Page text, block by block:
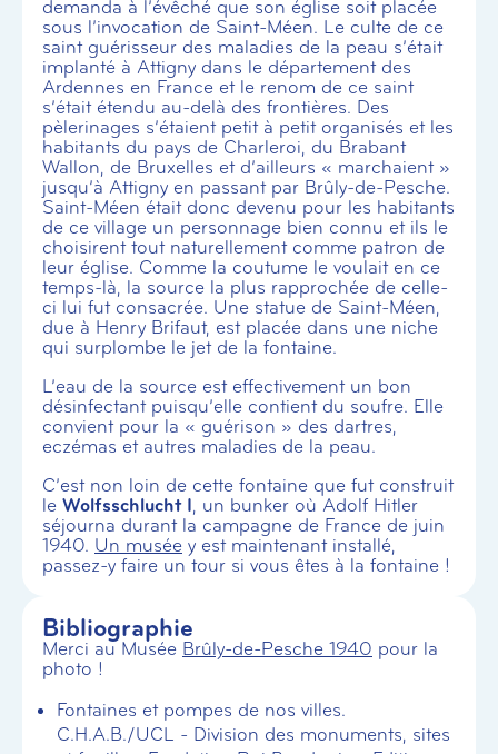
demanda à l’évêché que son église soit placée
sous l’invocation de Saint-Méen. Le culte de ce
saint guérisseur des maladies de la peau s’était
implanté à Attigny dans le département des
Ardennes en France et le renom de ce saint
s’était étendu au-delà des frontières. Des
pèlerinages s’étaient petit à petit organisés et les
habitants du pays de Charleroi, du Brabant
Wallon, de Bruxelles et d’ailleurs « marchaient »
jusqu’à Attigny en passant par Brûly-de-Pesche.
Saint-Méen était donc devenu pour les habitants
de ce village un personnage bien connu et ils le
choisirent tout naturellement comme patron de
leur église. Comme la coutume le voulait en ce
temps-là, la source la plus rapprochée de celle-
ci lui fut consacrée. Une statue de Saint-Méen,
due à Henry Brifaut, est placée dans une niche
qui surplombe le jet de la fontaine.
L’eau de la source est effectivement un bon
désinfectant puisqu’elle contient du soufre. Elle
convient pour la « guérison » des dartres,
eczémas et autres maladies de la peau.
C’est non loin de cette fontaine que fut construit
le Wolfsschlucht I, un bunker où Adolf Hitler
séjourna durant la campagne de France de juin
1940. Un musée y est maintenant installé,
passez-y faire un tour si vous êtes à la fontaine !
Bibliographie
Merci au Musée Brûly-de-Pesche 1940 pour la
photo !
Fontaines et pompes de nos villes.
C.H.A.B./UCL - Division des monuments, sites